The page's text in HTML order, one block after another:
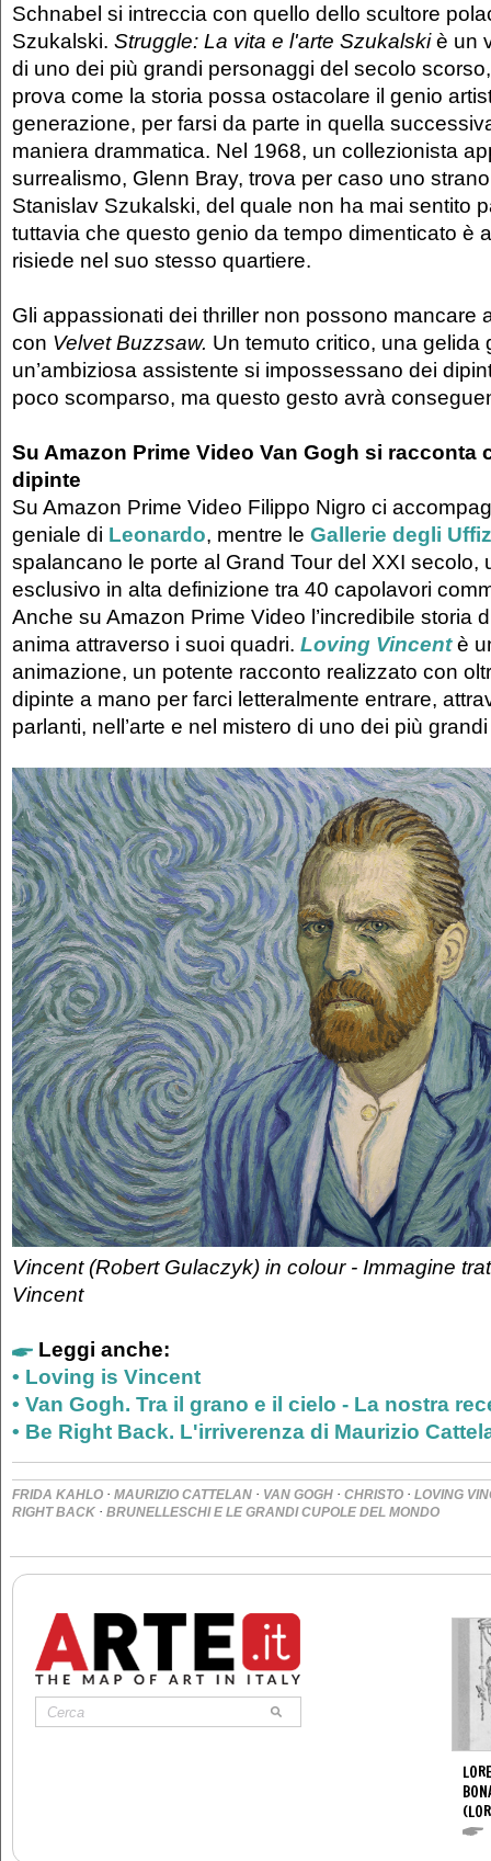
Schnabel si intreccia con quello dello scultore
Szukalski. Struggle: La vita e l'arte Szukalskiè un
di uno dei più grandi personaggi del secolo
prova come la storia possa ostacolare il genio
generazione, per farsi da parte in quella
maniera drammatica. Nel 1968, un collezionista
surrealismo, Glenn Bray, trova per caso uno
Stanislav Szukalski, del quale non ha mai sentito
tuttavia che questo genio da tempo dimenticato è
risiede nel suo stesso quartiere.
Gli appassionati dei thriller non possono mancare
con Velvet Buzzsaw. Un temuto critico, una gelida
un’ambiziosa assistente si impossessano dei
poco scomparso, ma questo gesto avrà
Su Amazon Prime Video Van Gogh si racconta
dipinte
Su Amazon Prime Video Filippo Nigro ci
geniale di Leonardo, mentre le Gallerie degli
spalancano le porte al Grand Tour del XXI secolo,
esclusivo in alta definizione tra 40 capolavori
Anche su Amazon Prime Video l’incredibile storia
anima attraverso i suoi quadri. Loving Vincent è
animazione, un potente racconto realizzato con
dipinte a mano per farci letteralmente entrare,
parlanti, nell’arte e nel mistero di uno dei più
Vincent (Robert Gulaczyk) in colour - Immagine
Vincent
Leggi anche:
• Loving is Vincent
• Van Gogh. Tra il grano e il cielo - La nostra
• Be Right Back. L'irriverenza di Maurizio
FRIDA KAHLO · MAURIZIO CATTELAN · VAN GOGH · CHRISTO · LOVING
RIGHT BACK · BRUNELLESCHI E LE GRANDI CUPOLE DEL MONDO